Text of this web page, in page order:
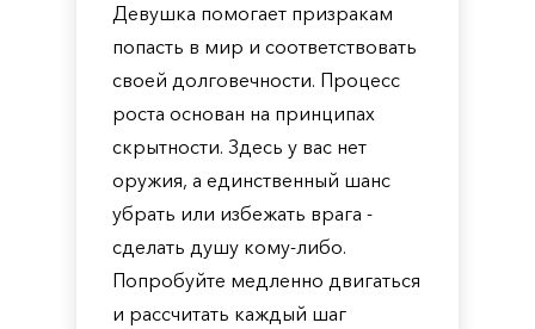
Девушка помогает призракам
попасть в мир и соответствовать
своей долговечности. Процесс
роста основан на принципах
скрытности. Здесь у вас нет
оружия, а единственный шанс
убрать или избежать врага -
сделать душу кому-либо.
Попробуйте медленно двигаться
и рассчитать каждый шаг